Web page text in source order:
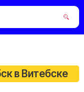
в Витебске